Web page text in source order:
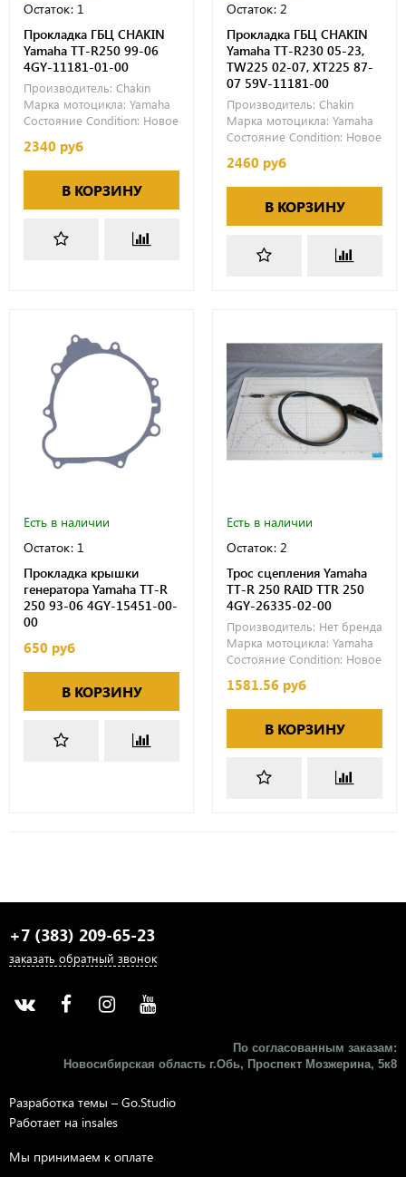
Остаток: 1
Прокладка ГБЦ CHAKIN
Yamaha TT-R250 99-06
4GY-11181-01-00
Производитель: Chakin
Марка мотоцикла: Yamaha
Состояние Condition: Новое
2340 руб
В КОРЗИНУ
Остаток: 2
Прокладка ГБЦ CHAKIN
Yamaha TT-R230 05-23,
TW225 02-07, XT225 87-
07 59V-11181-00
Производитель: Chakin
Марка мотоцикла: Yamaha
Состояние Condition: Новое
2460 руб
В КОРЗИНУ
Есть в наличии
Остаток: 1
Прокладка крышки
генератора Yamaha TT-R
250 93-06 4GY-15451-00-
00
650 руб
В КОРЗИНУ
Есть в наличии
Остаток: 2
Трос сцепления Yamaha
TT-R 250 RAID TTR 250
4GY-26335-02-00
Производитель: Нет бренда
Марка мотоцикла: Yamaha
Состояние Condition: Новое
1581.56 руб
В КОРЗИНУ
+7 (383) 209-65-23
заказать обратный звонок
По согласованным заказам:
Новосибирская область г.Обь, Проспект Мозжерина, 5к8​
Разработка темы – Go.Studio
Работает на insales
Мы принимаем к оплате